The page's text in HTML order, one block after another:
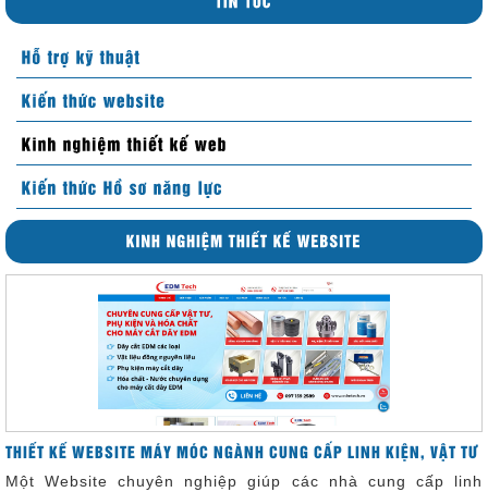
THIẾT KẾ WEBSITE MÁY MÓC NGÀNH CUNG CẤP LINH KIỆN, VẬT TƯ
Một Website chuyên nghiệp giúp các nhà cung cấp linh